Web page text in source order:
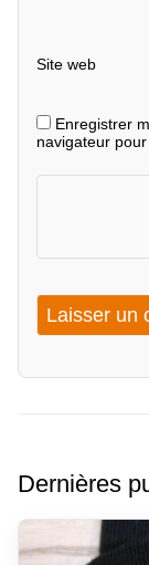
Site web
Enregistrer
navigateur
Dernières